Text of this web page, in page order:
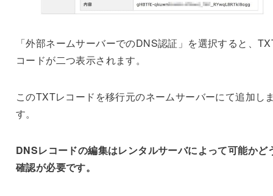
「外部ネームサーバーでのDNS認証」を選択すると、
コードが二つ表示されます。
このTXTレコードを移行元のネームサーバーにて追加し
す。
DNSレコードの編集はレンタルサーバによって可能かど
確認が必要です。